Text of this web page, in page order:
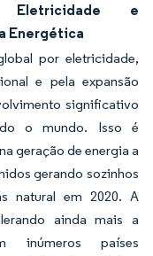
Eletricidade e
Energética
por eletricidade,
e pela expansão
significativo
o mundo. Isso é
geração de energia a
gerando sozinhos
natural em 2020. A
ainda mais a
inúmeros países